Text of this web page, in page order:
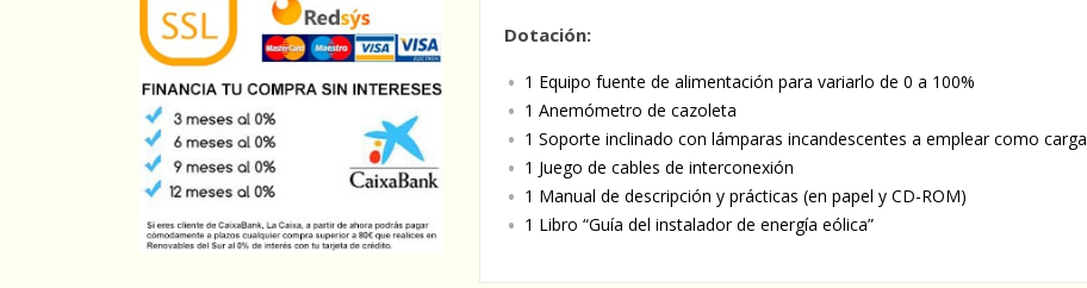
Dotación:
1 Equipo fuente de alimentación para variarlo de 0 a 100%
1 Anemómetro de cazoleta
1 Soporte inclinado con lámparas incandescentes a emplear como carga
1 Juego de cables de interconexión
1 Manual de descripción y prácticas (en papel y CD-ROM)
1 Libro “Guía del instalador de energía eólica”